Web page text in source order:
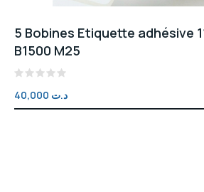
5 Bobines Etiquette adhésive
B1500 M25
0
sur
د.ت